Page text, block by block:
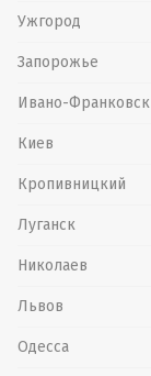
Ужгород
Запорожье
Ивано-Франковск
Киев
Кропивницкий
Луганск
Николаев
Львов
Одесса